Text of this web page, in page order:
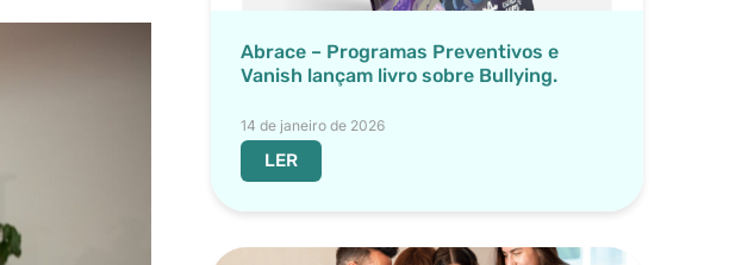
Abrace – Programas Preventivos e
Vanish lançam livro sobre Bullying.
14 de janeiro de 2026
LER